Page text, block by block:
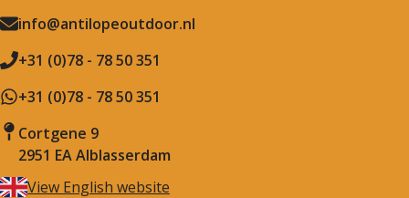
info@antilopeoutdoor.nl
+31 (0)78 - 78 50 351
+31 (0)78 - 78 50 351
Cortgene 9
2951 EA Alblasserdam
View English website